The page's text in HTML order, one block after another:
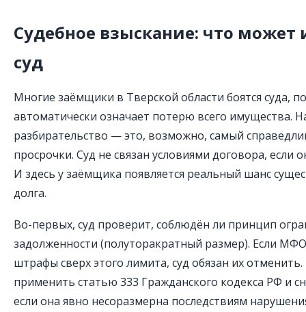
Судебное взыскание: что может
суд
Многие заёмщики в Тверской области боятся суда,
автоматически означает потерю всего имущества.
разбирательство — это, возможно, самый
просрочки. Суд не связан условиями договора, если
И здесь у заёмщика появляется реальный шанс
долга.
Во-первых, суд проверит, соблюдён ли принцип
задолженности (полуторакратный размер). Если
штрафы сверх этого лимита, суд обязан их
применить статью 333 Гражданского кодекса РФ и
если она явно несоразмерна последствиям